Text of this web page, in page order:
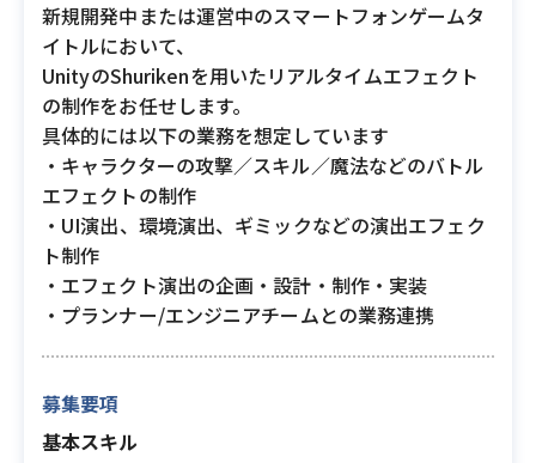
新規開発中または運営中のスマートフォンゲームタ
イトルにおいて、
UnityのShurikenを用いたリアルタイムエフェクト
の制作をお任せします。
具体的には以下の業務を想定しています
・キャラクターの攻撃／スキル／魔法などのバトル
エフェクトの制作
・UI演出、環境演出、ギミックなどの演出エフェク
ト制作
・エフェクト演出の企画・設計・制作・実装
・プランナー/エンジニアチームとの業務連携
募集要項
基本スキル